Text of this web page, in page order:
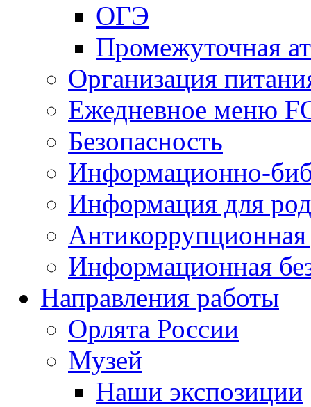
ОГЭ
Промежуточная
Организация
Ежедневное меню
Безопасность
Информационно-
Информация для
Антикоррупционная
Информационная
Направления работы
Орлята России
Музей
Наши экспозиции